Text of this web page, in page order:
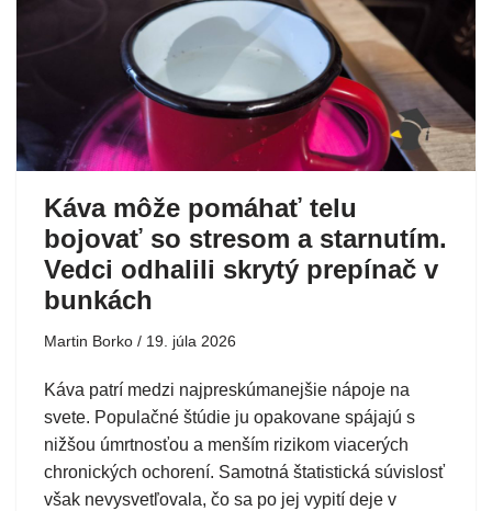
Káva môže pomáhať telu
bojovať so stresom a starnutím.
Vedci odhalili skrytý prepínač v
bunkách
Martin Borko 19. júla 2026
Káva patrí medzi najpreskúmanejšie nápoje na
svete. Populačné štúdie ju opakovane spájajú s
nižšou úmrtnosťou a menším rizikom viacerých
chronických ochorení. Samotná štatistická súvislosť
však nevysvetľovala, čo sa po jej vypití deje v